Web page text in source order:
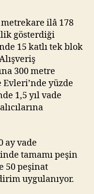
ilâ 178
gösterdiği
15 katlı tek blok
300 metre
yüzde
1,5 yıl vade
ay vade
tamamı peşin
50 peşinat
uygulanıyor.